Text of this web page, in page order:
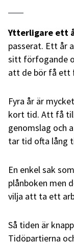
Ytterligare ett
passerat. Ett år
sitt förfogande
att de bör få ett
Fyra år är
kort tid. Att få
genomslag och
tar tid ofta lång
En enkel sak
plånboken men
vilja att ta ett
Så tiden är
Tidöpartierna